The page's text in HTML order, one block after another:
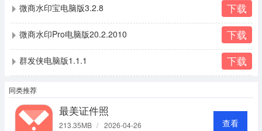
微商水印宝电脑版3.2.8 下载
微商水印Pro电脑版20.2.2010 下载
群发侠电脑版1.1.1 下载
同类推荐
最美证件照
213.35MB / 2026-04-26 查看